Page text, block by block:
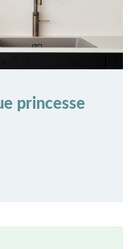
princesse